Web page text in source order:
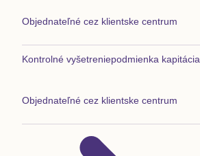
Objednateľné cez klientske centrum
Kontrolné vyšetreniepodmienka kapitácia
Objednateľné cez klientske centrum